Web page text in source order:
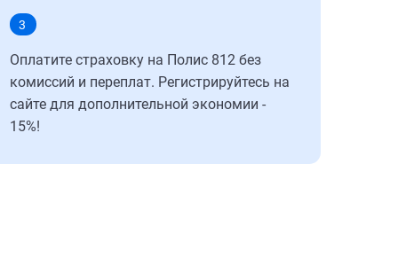
3
Оплатите страховку на Полис 812 без
комиссий и переплат. Регистрируйтесь на
сайте для дополнительной экономии -
15%!